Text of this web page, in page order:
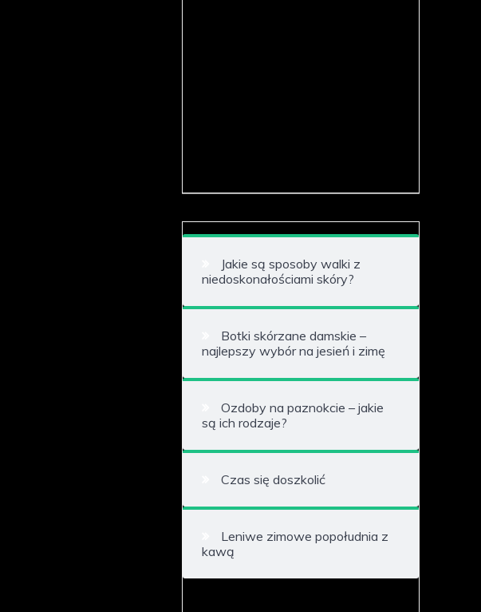
Jakie są sposoby walki z
niedoskonałościami skóry?
Botki skórzane damskie –
najlepszy wybór na jesień i zimę
Ozdoby na paznokcie – jakie
są ich rodzaje?
Czas się doszkolić
Leniwe zimowe popołudnia z
kawą